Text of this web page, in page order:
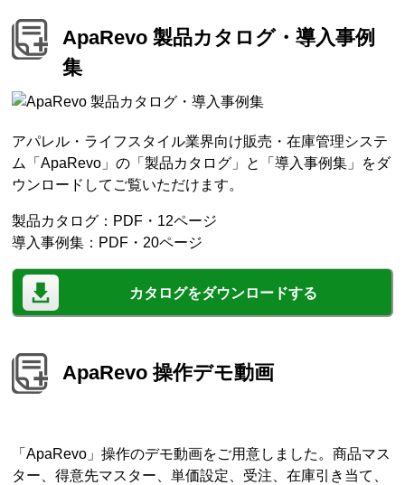
ApaRevo 製品カタログ・導入事例
集
アパレル・ライフスタイル業界向け販売・在庫管理システ
ム「ApaRevo」の「製品カタログ」と「導入事例集」をダ
ウンロードしてご覧いただけます。
製品カタログ：PDF・12ページ
導入事例集：PDF・20ページ
カタログをダウンロードする
ApaRevo 操作デモ動画
「ApaRevo」操作のデモ動画をご用意しました。商品マス
ター、得意先マスター、単価設定、受注、在庫引き当て、